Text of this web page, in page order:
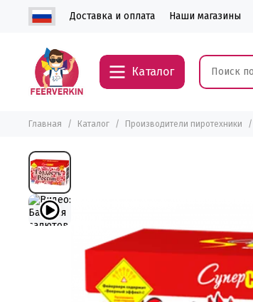
Доставка и оплата Наши магазины
Каталог
Главная Каталог Производители пиротехники